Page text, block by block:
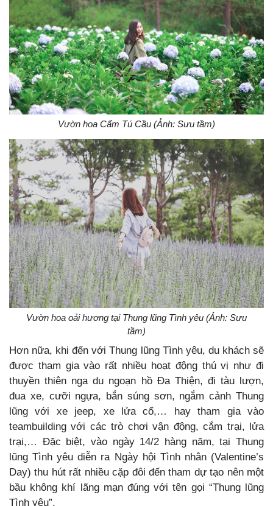
Vườn hoa Cẩm Tú Cầu (Ảnh: Sưu tầm)
Vườn hoa oải hương tại Thung lũng Tình yêu (Ảnh: Sưu
tầm)
Hơn nữa, khi đến với Thung lũng Tình yêu, du khách sẽ
được tham gia vào rất nhiều hoạt động thú vị như đi
thuyền thiên nga du ngoạn hồ Đa Thiện, đi tàu lượn,
đua xe, cưỡi ngựa, bắn súng sơn, ngắm cảnh Thung
lũng với xe jeep, xe lửa cổ,… hay tham gia vào
teambuilding với các trò chơi vận động, cắm trại, lửa
trại,… Đặc biệt, vào ngày 14/2 hàng năm, tại Thung
lũng Tình yêu diễn ra Ngày hội Tình nhân (Valentine’s
Day) thu hút rất nhiều cặp đôi đến tham dự tạo nên một
bầu không khí lãng mạn đúng với tên gọi “Thung lũng
Tình yêu”.